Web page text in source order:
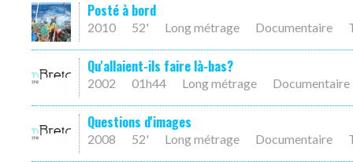
Posté à bord
2010 52' Long métrage Documentaire
Qu'allaient-ils faire là-bas?
2002 01h44 Long métrage Documentaire
Questions d'images
2008 52' Long métrage Documentaire